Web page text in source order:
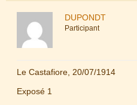
DUPONDT
Participant
Le Castafiore, 20/07/1914
Exposé 1